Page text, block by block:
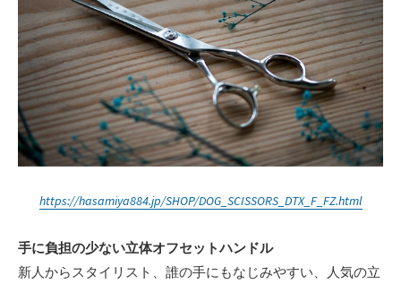
https://hasamiya884.jp/SHOP/DOG_SCISSORS_DTX_F_FZ.html
手に負担の少ない立体オフセットハンドル
新人からスタイリスト、誰の手にもなじみやすい、人気の立